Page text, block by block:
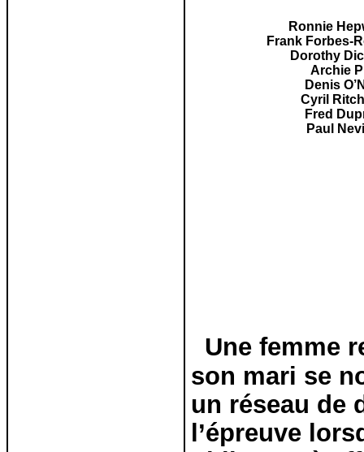
Ronnie
Frank Forbes-
Dorothy
Archie
Denis
Cyril
Fred
Paul
Une femme
son mari se
un réseau de
l’épreuve